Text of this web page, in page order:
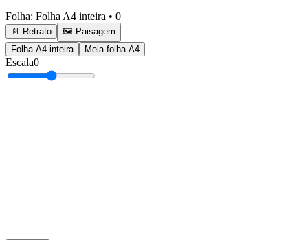
Folha: Folha A4 inteira • 0
📄 Retrato
🖼️ Paisagem
Folha A4 inteira
Meia folha A4
Escala0